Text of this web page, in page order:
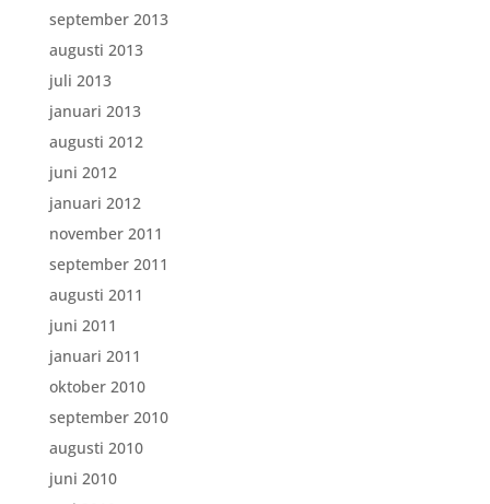
september 2013
augusti 2013
juli 2013
januari 2013
augusti 2012
juni 2012
januari 2012
november 2011
september 2011
augusti 2011
juni 2011
januari 2011
oktober 2010
september 2010
augusti 2010
juni 2010